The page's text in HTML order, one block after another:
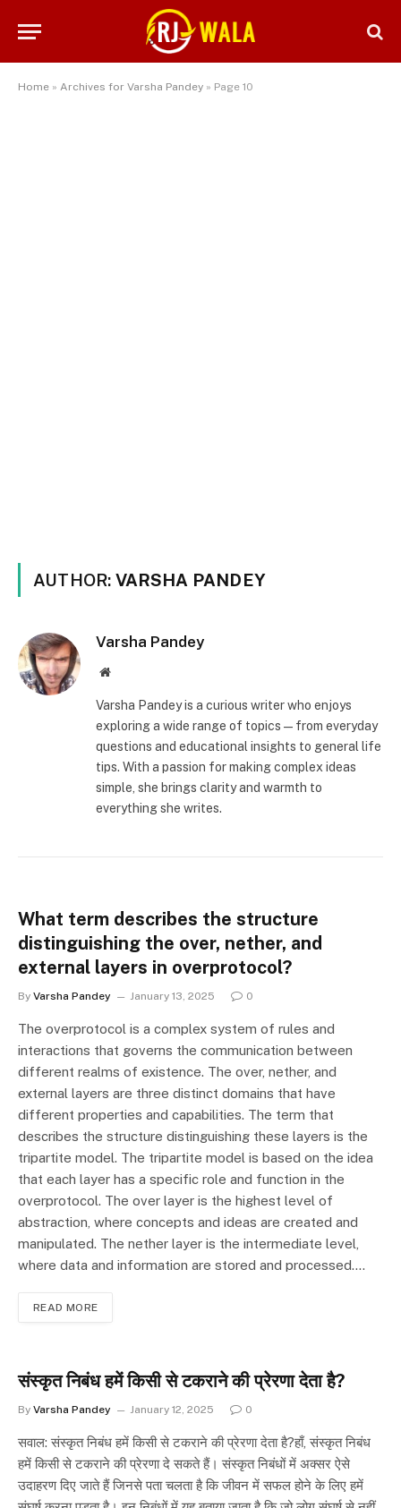
Home » Archives for Varsha Pandey » Page 10
AUTHOR: VARSHA PANDEY
Varsha Pandey
Website
Varsha Pandey is a curious writer who enjoys
exploring a wide range of topics—from everyday
questions and educational insights to general life
tips. With a passion for making complex ideas
simple, she brings clarity and warmth to
everything she writes.
What term describes the structure
distinguishing the over, nether, and
external layers in overprotocol?
By Varsha Pandey January 13, 2025 0
The overprotocol is a complex system of rules and
interactions that governs the communication between
different realms of existence. The over, nether, and
external layers are three distinct domains that have
different properties and capabilities. The term that
describes the structure distinguishing these layers is the
tripartite model. The tripartite model is based on the idea
that each layer has a specific role and function in the
overprotocol. The over layer is the highest level of
abstraction, where concepts and ideas are created and
manipulated. The nether layer is the intermediate level,
where data and information are stored and processed.…
READ MORE
संस्कृत निबंध हमें किसी से टकराने की प्रेरणा देता है?
By Varsha Pandey January 12, 2025 0
सवाल: संस्कृत निबंध हमें किसी से टकराने की प्रेरणा देता है?हाँ, संस्कृत निबंध
हमें किसी से टकराने की प्रेरणा दे सकते हैं। संस्कृत निबंधों में अक्सर ऐसे
उदाहरण दिए जाते हैं जिनसे पता चलता है कि जीवन में सफल होने के लिए हमें